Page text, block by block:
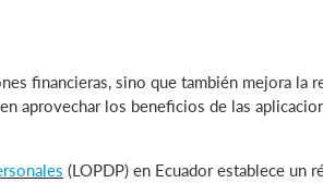
financieras, sino que también mejora
aprovechar los beneficios de las
(LOPDP) en Ecuador establece un